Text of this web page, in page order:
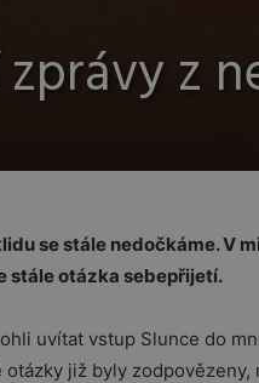
z
se stále nedočkáme. V
stále otázka sebepřijetí.
uvítat vstup Slunce do
již byly zodpovězeny,